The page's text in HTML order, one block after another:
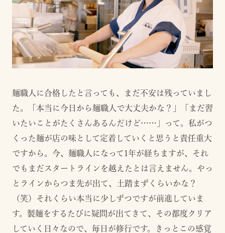
麺職人に合格したと言っても、まだ不安は残っていまし
た。「本当に今日から麺職人で大丈夫かな？」「まだ習
いたいことがたくさんあるんだけど……」って。私がつ
くった麺が店の味として定着していくと思うと責任重大
ですから。今、麺職人になって1年が経ちますが、それ
でもまだスタートラインを越えたとは言えません。やっ
とラインからつま先が出て、土踏まずくらいかな？
（笑）それくらい本当に少しずつですが前進していま
す。製麺をするたびに疑問が出てきて、その都度クリア
していく日々なので、毎日が修行です。きっとこの感覚